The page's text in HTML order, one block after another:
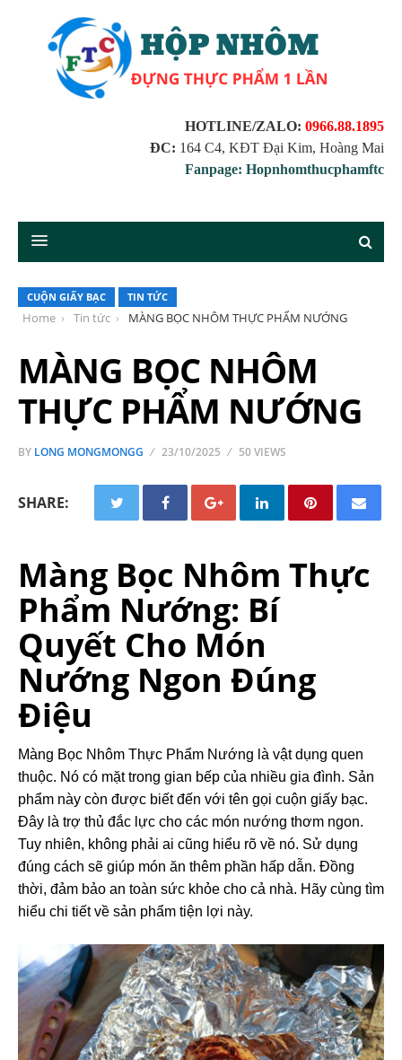
HOTLINE/ZALO: 0966.88.1895
ĐC: 164 C4, KĐT Đại Kim, Hoàng Mai
Fanpage: Hopnhomthucphamftc
CUỘN GIẤY BẠC TIN TỨC
Home Tin tức MÀNG BỌC NHÔM THỰC PHẨM NƯỚNG
MÀNG BỌC NHÔM
THỰC PHẨM NƯỚNG
BY LONG MONGMONGG 23/10/2025 50 VIEWS
SHARE:
Màng Bọc Nhôm Thực
Phẩm Nướng: Bí
Quyết Cho Món
Nướng Ngon Đúng
Điệu
Màng Bọc Nhôm Thực Phẩm Nướng là vật dụng quen
thuộc. Nó có mặt trong gian bếp của nhiều gia đình. Sản
phẩm này còn được biết đến với tên gọi cuộn giấy bạc.
Đây là trợ thủ đắc lực cho các món nướng thơm ngon.
Tuy nhiên, không phải ai cũng hiểu rõ về nó. Sử dụng
đúng cách sẽ giúp món ăn thêm phần hấp dẫn. Đồng
thời, đảm bảo an toàn sức khỏe cho cả nhà. Hãy cùng tìm
hiểu chi tiết về sản phẩm tiện lợi này.